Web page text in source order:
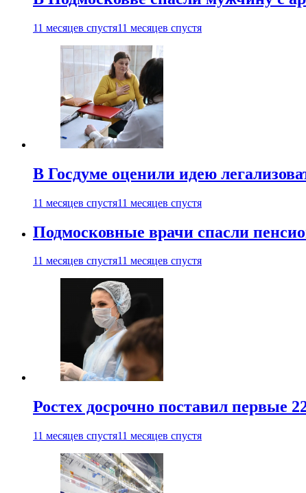
11 месяцев спустя11 месяцев спустя
В Госдуме оценили идею
11 месяцев спустя11 месяцев спустя
Подмосковные врачи спасли
11 месяцев спустя11 месяцев спустя
Ростех досрочно поставил первые
11 месяцев спустя11 месяцев спустя